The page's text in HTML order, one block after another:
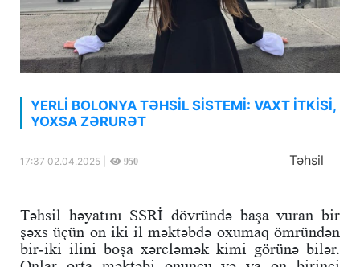
YERLİ BOLONYA TƏHSİL SİSTEMİ: VAXT İTKİSİ,
YOXSA ZƏRURƏT
17:37 02.04.2025 | 950 Təhsil
Təhsil həyatını SSRİ dövründə başa vuran bir
şəxs üçün on iki il məktəbdə oxumaq ömründən
bir-iki ilini boşa xərcləmək kimi görünə bilər.